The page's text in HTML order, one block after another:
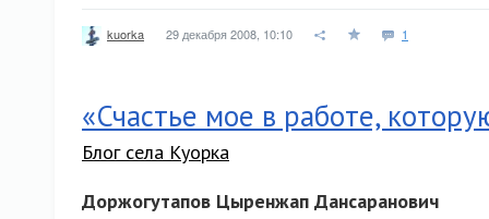
kuorka 29 декабря 2008, 10:10 1
«Счастье мое в работе,
Блог села Куорка
Доржогутапов Цыренжап Дансаранович